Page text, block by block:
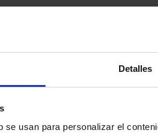
Detalles
se usan para personalizar el